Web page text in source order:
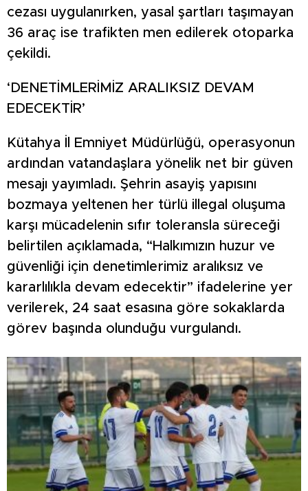
cezası uygulanırken, yasal şartları taşımayan
36 araç ise trafikten men edilerek otoparka
çekildi.
‘DENETİMLERİMİZ ARALIKSIZ DEVAM
EDECEKTİR’
Kütahya İl Emniyet Müdürlüğü, operasyonun
ardından vatandaşlara yönelik net bir güven
mesajı yayımladı. Şehrin asayiş yapısını
bozmaya yeltenen her türlü illegal oluşuma
karşı mücadelenin sıfır toleransla süreceği
belirtilen açıklamada, “Halkımızın huzur ve
güvenliği için denetimlerimiz aralıksız ve
kararlılıkla devam edecektir” ifadelerine yer
verilerek, 24 saat esasına göre sokaklarda
görev başında olunduğu vurgulandı.